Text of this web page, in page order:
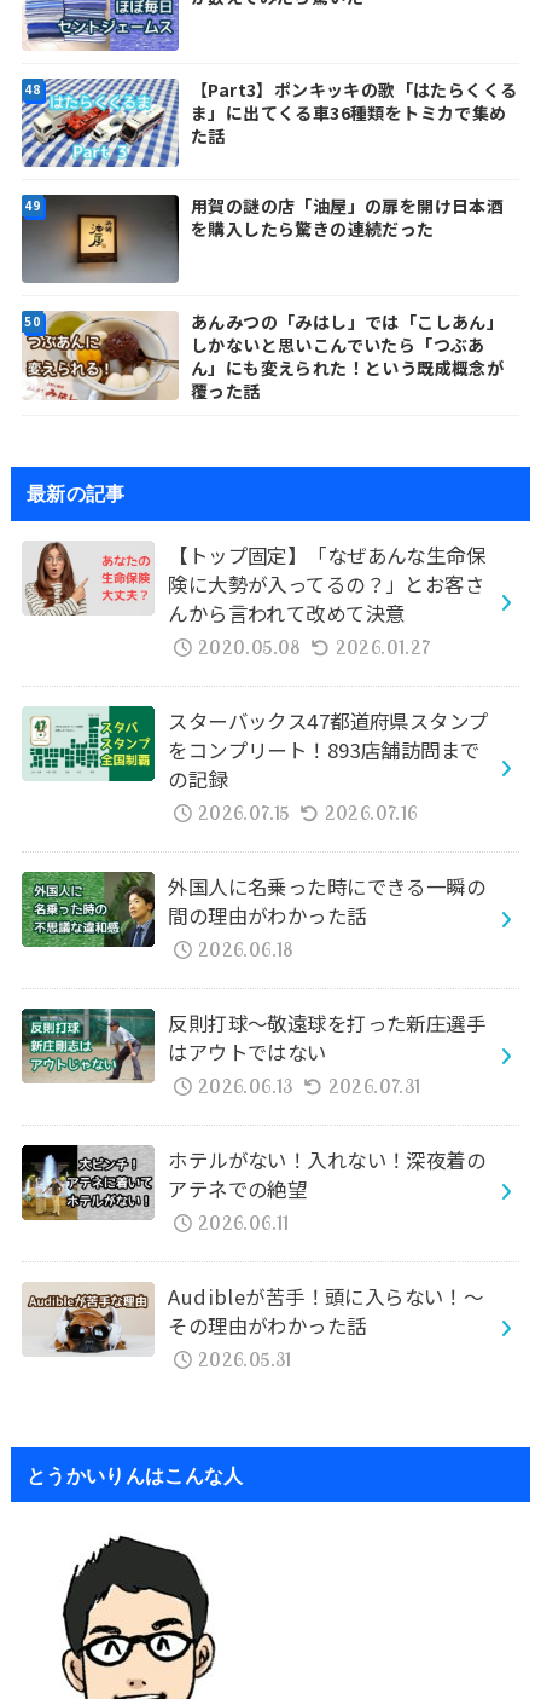
【Part3】ポンキッキの歌「はたらくくる
ま」に出てくる車36種類をトミカで集め
た話
用賀の謎の店「油屋」の扉を開け日本酒
を購入したら驚きの連続だった
あんみつの「みはし」では「こしあん」
しかないと思いこんでいたら「つぶあ
ん」にも変えられた！という既成概念が
覆った話
最新の記事
【トップ固定】「なぜあんな生命保
険に大勢が入ってるの？」とお客さ
んから言われて改めて決意
2020.05.08 2026.01.27
スターバックス47都道府県スタンプ
をコンプリート！893店舗訪問まで
の記録
2026.07.15 2026.07.16
外国人に名乗った時にできる一瞬の
間の理由がわかった話
2026.06.18
反則打球～敬遠球を打った新庄選手
はアウトではない
2026.06.13 2026.07.31
ホテルがない！入れない！深夜着の
アテネでの絶望
2026.06.11
Audibleが苦手！頭に入らない！～
その理由がわかった話
2026.05.31
とうかいりんはこんな人